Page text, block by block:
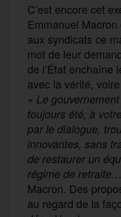
C’est encore cet
Emmanuel
aux syndicats ce
mot de leur
de l’État enchaîne
avec la vérité,
« Le
toujours été, à
par le dialogue,
innovantes, sans
de restaurer un
régime de retraite…
Macron. Des
au regard de la